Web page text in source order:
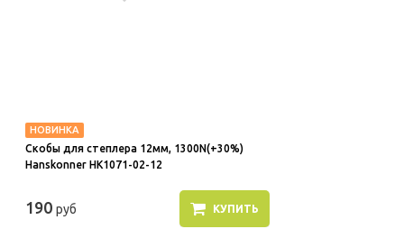
НОВИНКА
Скобы для степлера 12мм, 1300N(+30%)
Hanskonner HK1071-02-12
190 руб КУПИТЬ